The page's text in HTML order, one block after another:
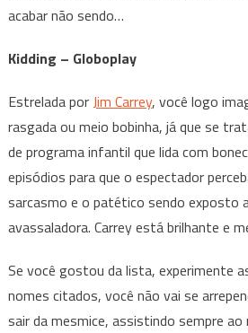
acabar não sendo…
Kidding – Globoplay
Estrelada porJim Carrey, você logo
rasgada ou meio bobinha, já que se
de programa infantil que lida com
episódios para que o espectador
sarcasmo e o patético sendo exposto
avassaladora. Carrey está brilhante e
Se você gostou da lista, experimente
nomes citados, você não vai se
sair da mesmice, assistindo sempre